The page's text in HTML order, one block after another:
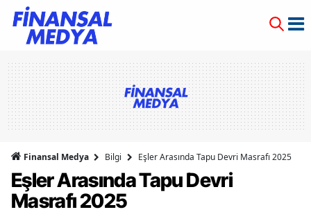
Finansal Medya Bilgi Eşler Arasında Tapu Devri Masrafı 2025
Eşler Arasında Tapu Devri
Masrafı 2025